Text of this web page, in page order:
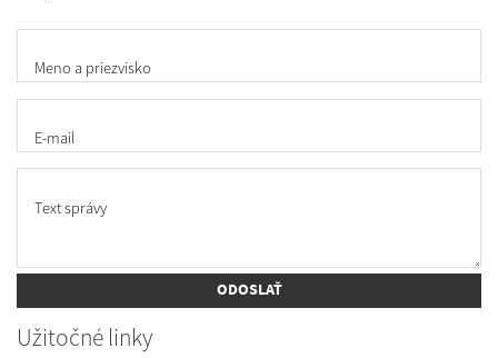
Meno a priezvisko
E-mail
Text správy
ODOSLAŤ
Užitočné linky